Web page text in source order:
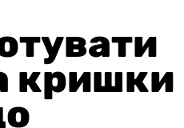
кришки